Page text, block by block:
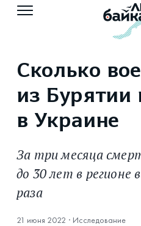
Сколько
из Бурятии
в Украине
За три месяца
до 30 лет в регионе
раза
21 июня 2022 · Исследование